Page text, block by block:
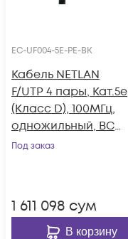
EC-UF004-5E-PE-BK
Кабель NETLAN
F/UTP 4 пары, Кат.5e
(Класс D), 100МГц,
одножильный, BC
(чистая медь),
Под заказ
1 611 098 сум
В корзину